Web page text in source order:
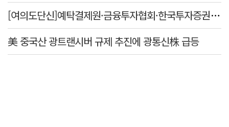
[여의도단신]예탁결제원·금융투자협회·한국투자증권·미래에셋증권
美 중국산 광트랜시버 규제 추진에 광통신株 급등